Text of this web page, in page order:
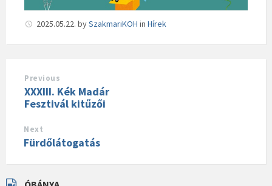
2025.05.22. bySzakmariKOH in Hírek
Previous
XXXIII. Kék Madár
Fesztivál kitűzői
Next
Fürdőlátogatás